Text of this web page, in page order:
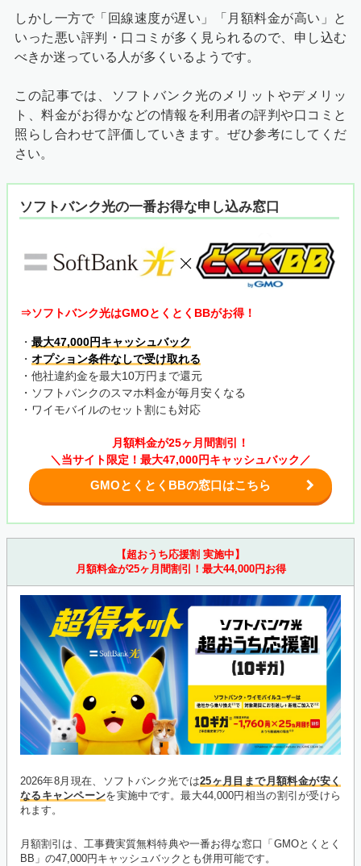
しかし一方で「回線速度が遅い」「月額料金が高い」と
いった悪い評判・口コミが多く見られるので、申し込む
べきか迷っている人が多くいるようです。
この記事では、ソフトバンク光のメリットやデメリッ
ト、料金がお得かなどの情報を利用者の評判や口コミと
照らし合わせて評価していきます。ぜひ参考にしてくだ
さい。
ソフトバンク光の一番お得な申し込み窓口
⇒ソフトバンク光はGMOとくとくBBがお得！
・ 最大47,000円キャッシュバック
・ オプション条件なしで受け取れる
・他社違約金を最大10万円まで還元
・ソフトバンクのスマホ料金が毎月安くなる
・ワイモバイルのセット割にも対応
月額料金が25ヶ月間割引！
＼当サイト限定！最大47,000円キャッシュバック／
GMOとくとくBBの窓口はこちら
【超おうち応援割 実施中】
月額料金が25ヶ月間割引！最大44,000円お得
2026年8月現在、ソフトバンク光では25ヶ月目まで月額料金が安く
なるキャンペーンを実施中です。最大44,000円相当の割引が受けら
れます。
月額割引は、工事費実質無料特典や一番お得な窓口「GMOとくとく
BB」の47,000円キャッシュバックとも併用可能です。